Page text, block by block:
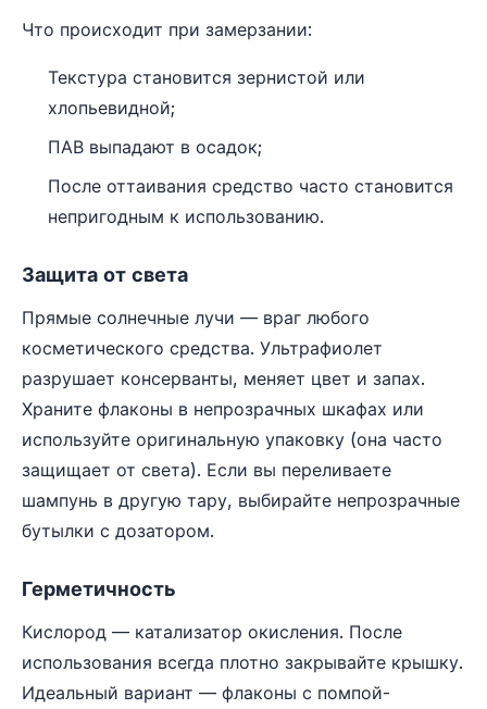
Что происходит при замерзании:
Текстура становится зернистой или
хлопьевидной;
ПАВ выпадают в осадок;
После оттаивания средство часто становится
непригодным к использованию.
Защита от света
Прямые солнечные лучи — враг любого
косметического средства. Ультрафиолет
разрушает консерванты, меняет цвет и запах.
Храните флаконы в непрозрачных шкафах или
используйте оригинальную упаковку (она часто
защищает от света). Если вы переливаете
шампунь в другую тару, выбирайте непрозрачные
бутылки с дозатором.
Герметичность
Кислород — катализатор окисления. После
использования всегда плотно закрывайте крышку.
Идеальный вариант — флаконы с помпой-